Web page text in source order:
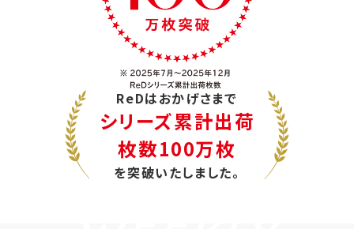
ReDはおかげさまで
シリーズ累計出荷
枚数100万枚
を突破いたしました。